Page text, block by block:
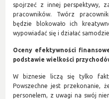
spojrzeć z innej perspektywy,
pracowników. Twórz
będzie blokowało ich
wypowiadać się i działać
Oceny efektywności
podstawie wielkości
W biznesie liczą się tylko
Powszechne jest przekonanie,
personelem, z uwagi na swój